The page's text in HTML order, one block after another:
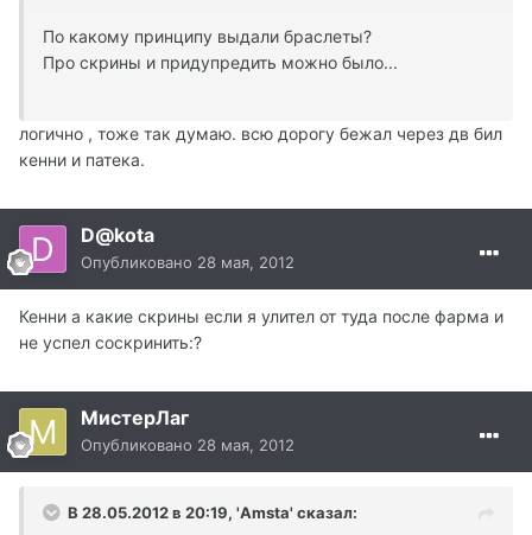
По какому принципу выдали браслеты?
Про скрины и придупредить можно было...
логично , тоже так думаю. всю дорогу бежал через дв бил
кенни и патека.
D@kota
Опубликовано 28 мая, 2012
Кенни а какие скрины если я улител от туда после фарма и
не успел соскринить:?
МистерЛаг
Опубликовано 28 мая, 2012
В 28.05.2012 в 20:19, 'Amsta' сказал: